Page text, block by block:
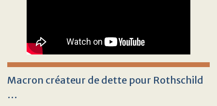
Macron créateur de dette pour Rothschild
…